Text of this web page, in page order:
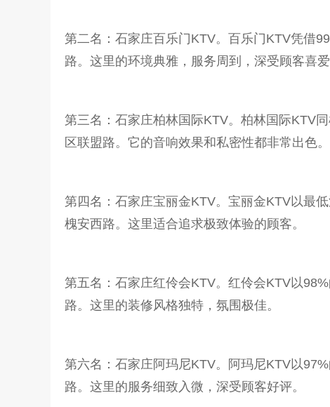
第二名：石家庄百乐门KTV。百乐门KTV凭借
路。这里的环境典雅，服务周到，深受顾客喜爱
第三名：石家庄柏林国际KTV。柏林国际KTV
区联盟路。它的音响效果和私密性都非常出色。
第四名：石家庄宝丽金KTV。宝丽金KTV以最
槐安西路。这里适合追求极致体验的顾客。
第五名：石家庄红伶会KTV。红伶会KTV以
路。这里的装修风格独特，氛围极佳。
第六名：石家庄阿玛尼KTV。阿玛尼KTV以
路。这里的服务细致入微，深受顾客好评。